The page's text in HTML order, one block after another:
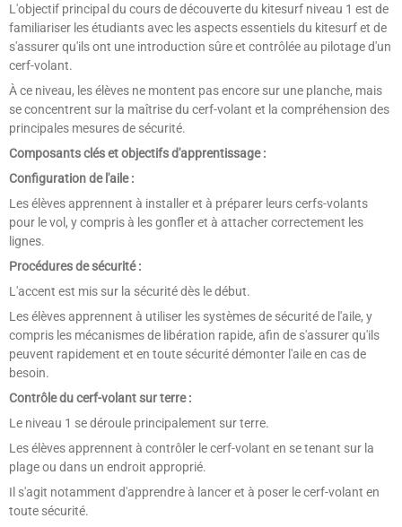
L'objectif principal du cours de découverte du kitesurf niveau 1 est de
familiariser les étudiants avec les aspects essentiels du kitesurf et de
s'assurer qu'ils ont une introduction sûre et contrôlée au pilotage d'un
cerf-volant.
À ce niveau, les élèves ne montent pas encore sur une planche, mais
se concentrent sur la maîtrise du cerf-volant et la compréhension des
principales mesures de sécurité.
Composants clés et objectifs d'apprentissage :
Configuration de l'aile :
Les élèves apprennent à installer et à préparer leurs cerfs-volants
pour le vol, y compris à les gonfler et à attacher correctement les
lignes.
Procédures de sécurité :
L'accent est mis sur la sécurité dès le début.
Les élèves apprennent à utiliser les systèmes de sécurité de l'aile, y
compris les mécanismes de libération rapide, afin de s'assurer qu'ils
peuvent rapidement et en toute sécurité démonter l'aile en cas de
besoin.
Contrôle du cerf-volant sur terre :
Le niveau 1 se déroule principalement sur terre.
Les élèves apprennent à contrôler le cerf-volant en se tenant sur la
plage ou dans un endroit approprié.
Il s'agit notamment d'apprendre à lancer et à poser le cerf-volant en
toute sécurité.